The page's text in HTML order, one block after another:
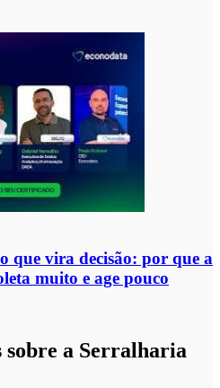
que vira decisão: por que a
muito e age pouco
sobre a Serralharia